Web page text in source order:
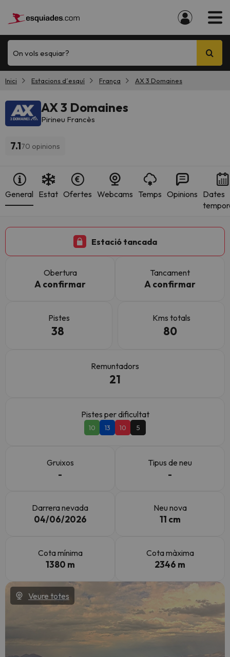
On vols esquiar?
Inici Estacions d´esquí França AX 3 Domaines
AX 3 Domaines
Pirineu Francès
7.170 opinions
General Estat Ofertes Webcams Temps Opinions Dates
Estació tancada
Obertura
A confirmar
Tancament
A confirmar
Pistes
38
Kms totals
80
Remuntadors
21
Pistes per dificultat
10 13 10 5
Gruixos
-
Tipus de neu
-
Darrera nevada
04/06/2026
Neu nova
11 cm
Cota mínima
1380 m
Cota màxima
2346 m
Veure totes